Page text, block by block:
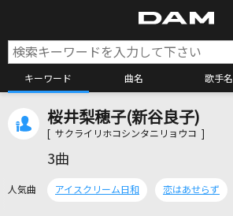
キーワード 曲名 歌手名
カラオケ検索
桜井梨穂子(新谷良子)
[ サクライリホコシンタニリョウコ ]
3曲
人気曲 アイスクリーム日和 恋はあせらず